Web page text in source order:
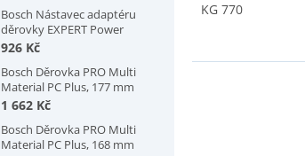
Bosch Nástavec adaptéru
děrovky EXPERT Power
Change Plus, šestihranná
(2608902032)
926 Kč
Bosch Děrovka PRO Multi
Material PC Plus, 177 mm
(2608594421)
1 662 Kč
Bosch Děrovka PRO Multi
Material PC Plus, 168 mm
KG 770